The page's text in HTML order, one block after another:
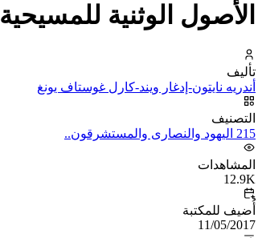
الأصول الوثنية للمسيحية
تأليف
أندريه نايتون-إدغار ويند-كارل غوستاف يونغ
التصنيف
215 اليهود والنصارى والمستشرقون..
المشاهدات
12.9K
أُضيف للمكتبة
11/05/2017